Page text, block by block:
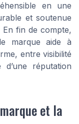
en une
et soutenue
fin de compte,
marque aide à
entre visibilité
réputation
et la